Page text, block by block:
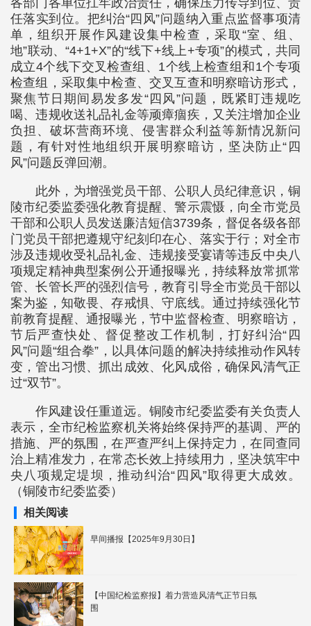
各部门各单位扛牢政治责任，确保压力传导到位、责
任落实到位。把纠治“四风”问题纳入重点监督事项清
单，组织开展作风建设集中检查，采取“室、组、
地”联动、“4+1+X”的“线下+线上+专项”的模式，共同
成立4个线下交叉检查组、1个线上检查组和1个专项
检查组，采取集中检查、交叉互查和明察暗访形式，
聚焦节日期间易发多发“四风”问题，既紧盯违规吃
喝、违规收送礼品礼金等顽瘴痼疾，又关注增加企业
负担、破坏营商环境、侵害群众利益等新情况新问
题，有针对性地组织开展明察暗访，坚决防止“四
风”问题反弹回潮。
此外，为增强党员干部、公职人员纪律意识，铜
陵市纪委监委强化教育提醒、警示震慑，向全市党员
干部和公职人员发送廉洁短信3739条，督促各级各部
门党员干部把遵规守纪刻印在心、落实于行；对全市
涉及违规收受礼品礼金、违规接受宴请等违反中央八
项规定精神典型案例公开通报曝光，持续释放常抓常
管、长管长严的强烈信号，教育引导全市党员干部以
案为鉴，知敬畏、存戒惧、守底线。通过持续强化节
前教育提醒、通报曝光，节中监督检查、明察暗访，
节后严查快处、督促整改工作机制，打好纠治“四
风”问题“组合拳”，以具体问题的解决持续推动作风转
变，管出习惯、抓出成效、化风成俗，确保风清气正
过“双节”。
作风建设任重道远。铜陵市纪委监委有关负责人
表示，全市纪检监察机关将始终保持严的基调、严的
措施、严的氛围，在严查严纠上保持定力，在同查同
治上精准发力，在常态长效上持续用力，坚决筑牢中
央八项规定堤坝，推动纠治“四风”取得更大成效。
（铜陵市纪委监委）
相关阅读
早间播报【2025年9月30日】
【中国纪检监察报】着力营造风清气正节日氛
围